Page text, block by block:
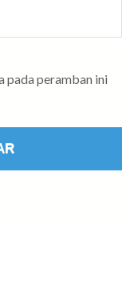
pada peramban ini